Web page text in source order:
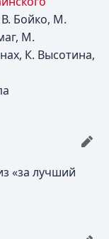
В. Бойко, М.
М.
К. Высотина,
«за лучший